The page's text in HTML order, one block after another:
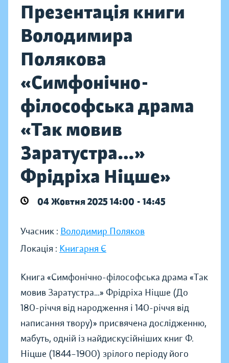
Презентація книги
Володимира
Полякова
«Симфонічно-
філософська драма
«Так мовив
Заратустра…»
Фрідріха Ніцше»
04 Жовтня 2025 14:00 - 14:45
Учасник : Володимир Поляков
Локація : Книгарня Є
Книга «Симфонічно-філософська драма «Так
мовив Заратустра…» Фрідріха Ніцше (До
180-річчя від народження і 140-річчя від
написання твору)» присвячена дослідженню,
мабуть, одній із найдискусійніших книг Ф.
Ніцше (1844–1900) зрілого періоду його